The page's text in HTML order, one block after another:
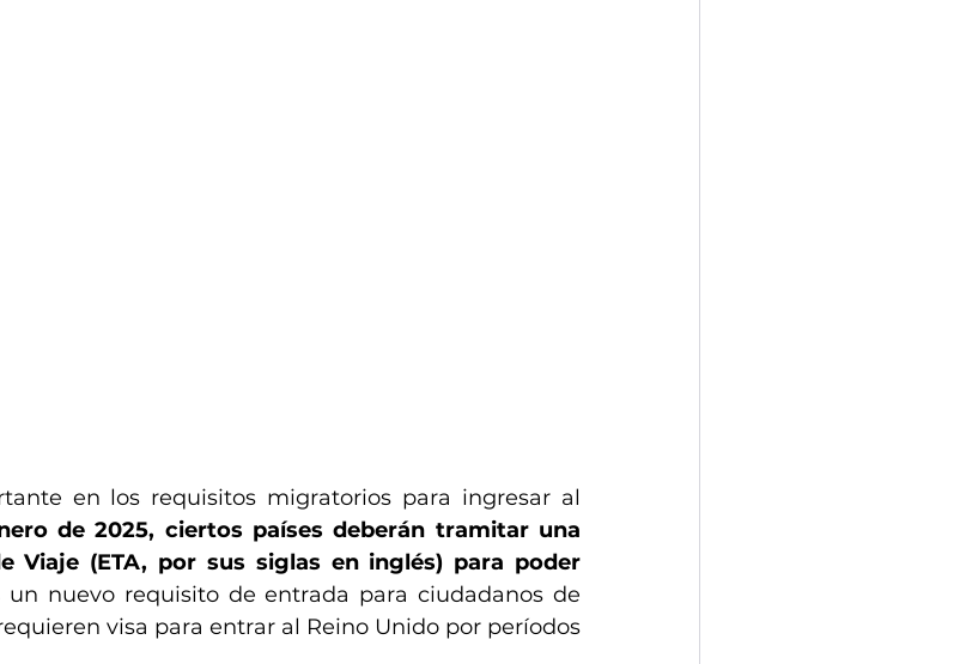
en los requisitos migratorios para ingresar al
de 2025, ciertos países deberán tramitar una
Viaje (ETA, por sus siglas en inglés) para poder
un nuevo requisito de entrada para ciudadanos de
visa para entrar al Reino Unido por períodos